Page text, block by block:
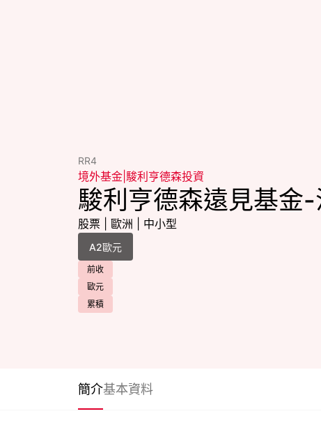
RR4
境外基金 駿利亨德森投資
駿利亨德森遠見基金
股票 歐洲 中小型
前收
歐元
累積
簡介基本資料